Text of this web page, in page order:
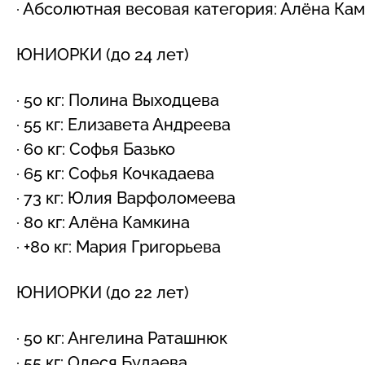
· Абсолютная весовая категория: Алёна
ЮНИОРКИ (до 24 лет)
· 50 кг: Полина Выходцева
· 55 кг: Елизавета Андреева
· 60 кг: Софья Базько
· 65 кг: Софья Кочкадаева
· 73 кг: Юлия Варфоломеева
· 80 кг: Алёна Камкина
· +80 кг: Мария Григорьева
ЮНИОРКИ (до 22 лет)
· 50 кг: Ангелина Раташнюк